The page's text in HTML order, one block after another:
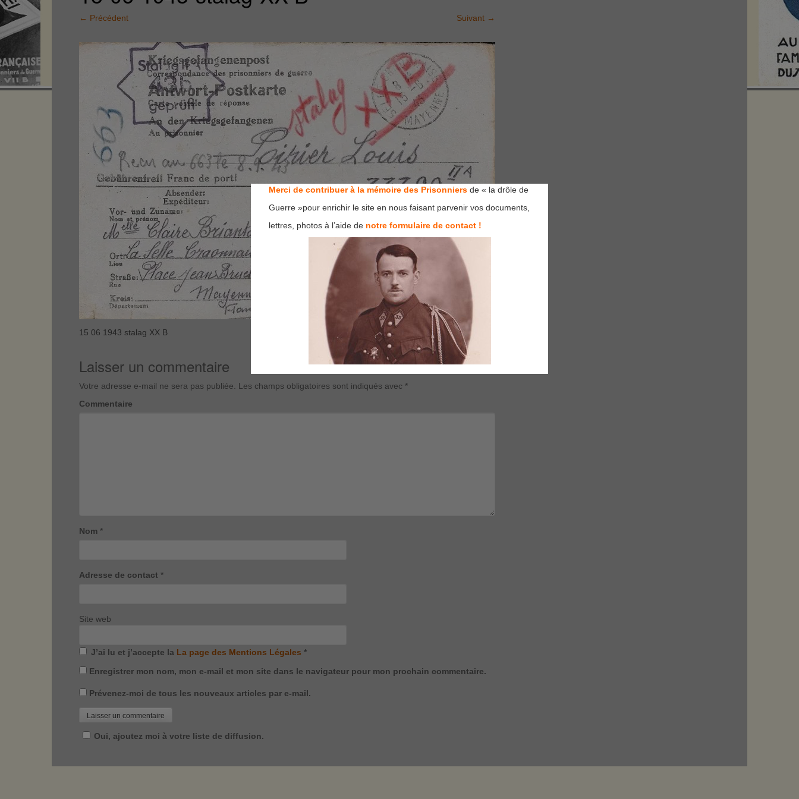
← Précédent Suivant →
15 06 1943 stalag XX B
Laisser un commentaire
Votre adresse e-mail ne sera pas publiée. Les champs obligatoires sont indiqués avec *
Commentaire
Nom *
Adresse de contact *
Site web
J’ai lu et j’accepte la La page des Mentions Légales *
Enregistrer mon nom, mon e-mail et mon site dans le navigateur pour mon prochain commentaire.
Prévenez-moi de tous les nouveaux articles par e-mail.
Oui, ajoutez moi à votre liste de diffusion.
Merci de contribuer à la mémoire des Prisonniers de « la drôle de
Guerre »pour enrichir le site en nous faisant parvenir vos documents,
lettres, photos à l’aide de notre formulaire de contact !